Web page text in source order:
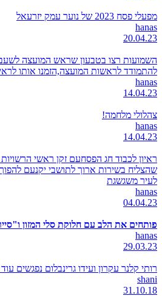
מפעלי פסח 2023 של נוער עמק יזרעאל
hanas
20.04.23
השמועות רצו בטבעון שראש המועצה
להתמודד לראשות המועצה,הזמנו אותו
hanas
14.04.23
צהלולי מלחמה!
hanas
14.04.23
ראיון לכבוד חג הפסחעם זקן ראשי
שהצליח בשירות ארוך לתושבי יקנעם
לעיר משגשגת
hanas
04.04.23
פותחים את הלב עם חלוקת סלי המזון
hanas
29.03.23
רותי קלנר עקרון ועידו גרינבלום נפגשים
shani
31.10.18